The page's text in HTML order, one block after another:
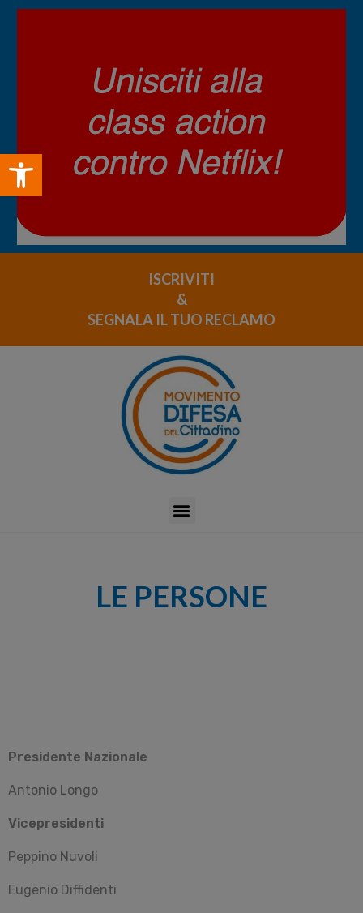
Open toolbar
ISCRIVITI
&
SEGNALA IL TUO RECLAMO
LE PERSONE
Presidente Nazionale
Antonio Longo
Vicepresidenti
Peppino Nuvoli
Eugenio Diffidenti